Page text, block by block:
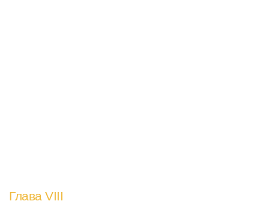
Глава VIII